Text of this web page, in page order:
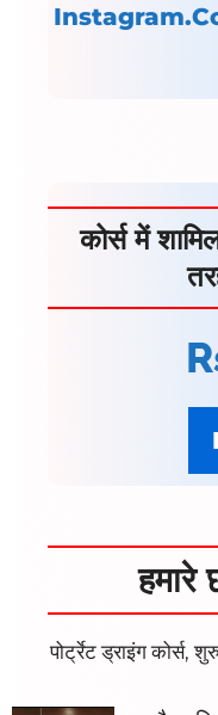
कोर्स में
हमारे
पोर्ट्रेट ड्राइंग कोर्स,